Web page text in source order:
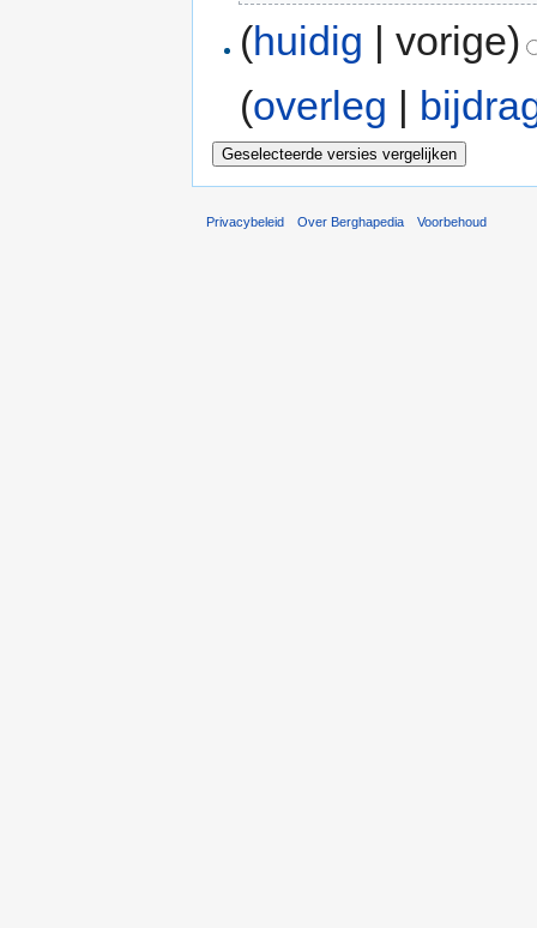
(huidig | vorige)
(overleg |
Privacybeleid Over Berghapedia Voorbehoud